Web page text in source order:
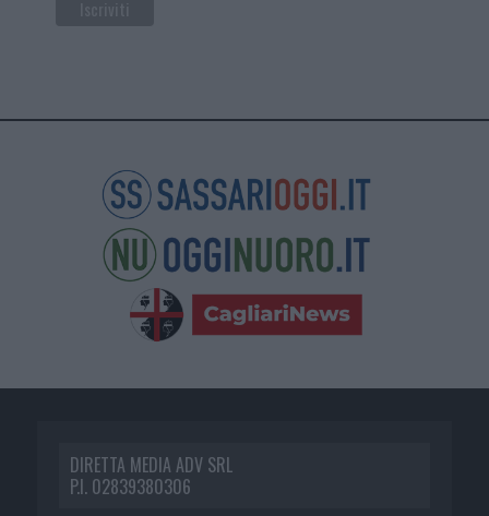
DIRETTA MEDIA ADV SRL
P.I. 02839380306